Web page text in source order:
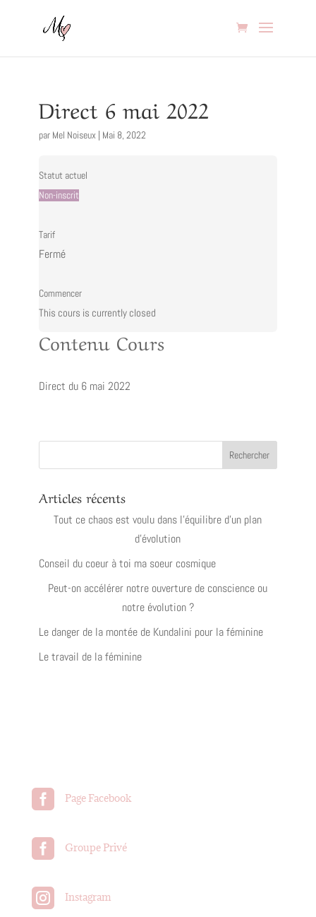
Direct 6 mai 2022
par Mel Noiseux | Mai 8, 2022
Statut actuel
Non-inscrit
Tarif
Fermé
Commencer
This cours is currently closed
Contenu Cours
Direct du 6 mai 2022
Articles récents
Tout ce chaos est voulu dans l’équilibre d’un plan
d’évolution
Conseil du coeur à toi ma soeur cosmique
Peut-on accélérer notre ouverture de conscience ou
notre évolution ?
Le danger de la montée de Kundalini pour la féminine
Le travail de la féminine
 Page Facebook
 Groupe Privé
 Instagram